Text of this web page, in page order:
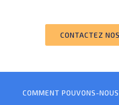
CONTACTEZ
COMMENT POUVONS-